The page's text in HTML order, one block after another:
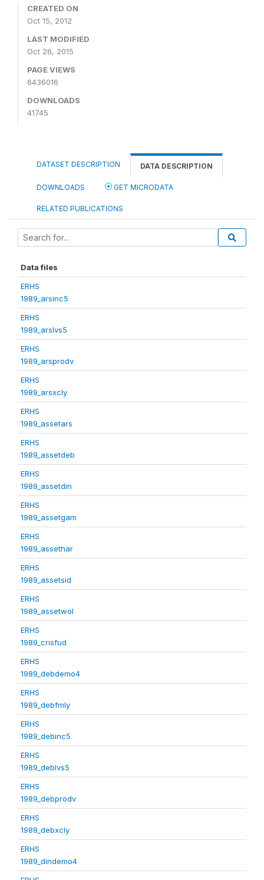
CREATED ON
Oct 15, 2012
LAST MODIFIED
Oct 26, 2015
PAGE VIEWS
6436016
DOWNLOADS
41745
DATASET DESCRIPTION DATA DESCRIPTION
DOWNLOADS GET MICRODATA
RELATED PUBLICATIONS
Data files
ERHS
1989_arsinc5
ERHS
1989_arslvs5
ERHS
1989_arsprodv
ERHS
1989_arsxcly
ERHS
1989_assetars
ERHS
1989_assetdeb
ERHS
1989_assetdin
ERHS
1989_assetgam
ERHS
1989_assethar
ERHS
1989_assetsid
ERHS
1989_assetwol
ERHS
1989_crisfud
ERHS
1989_debdemo4
ERHS
1989_debfmly
ERHS
1989_debinc5
ERHS
1989_deblvs5
ERHS
1989_debprodv
ERHS
1989_debxcly
ERHS
1989_dindemo4